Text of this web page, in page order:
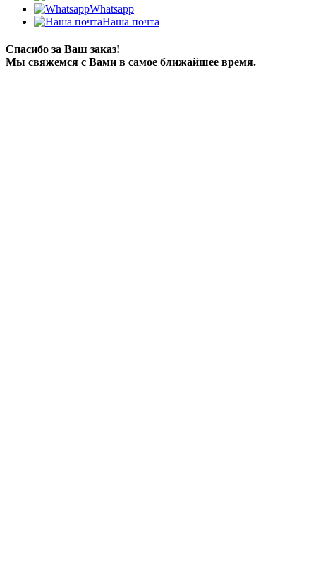
Whatsapp
Наша почта
Спасибо за Ваш заказ!
Мы свяжемся с Вами в самое ближайшее время.